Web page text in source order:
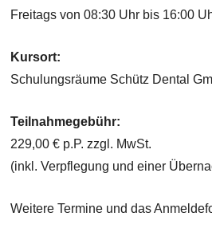
Freitags von 08:30 Uhr bis 16:00
Kursort:
Schulungsräume Schütz Dental
Teilnahmegebühr:
229,00 € p.P. zzgl. MwSt.
(inkl. Verpflegung und einer
Weitere Termine und das